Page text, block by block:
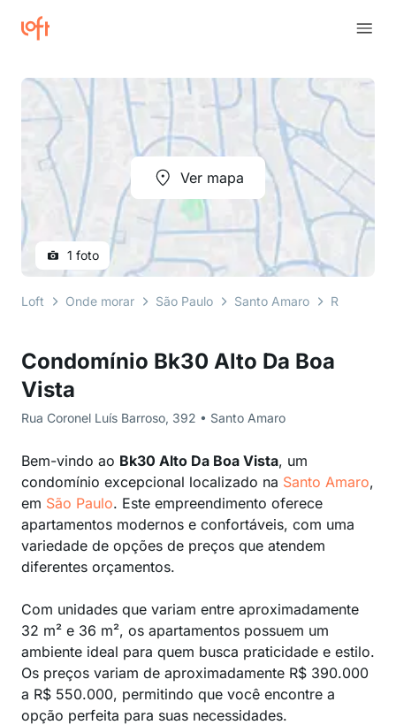
Condomínio Bk30 Alto Da Boa
Vista
Rua Coronel Luís Barroso, 392 • Santo Amaro
Bem-vindo ao Bk30 Alto Da Boa Vista, um
condomínio excepcional localizado na Santo Amaro,
em São Paulo. Este empreendimento oferece
apartamentos modernos e confortáveis, com uma
variedade de opções de preços que atendem
diferentes orçamentos.
Com unidades que variam entre aproximadamente
32 m² e 36 m², os apartamentos possuem um
ambiente ideal para quem busca praticidade e estilo.
Os preços variam de aproximadamente R$ 390.000
a R$ 550.000, permitindo que você encontre a
opção perfeita para suas necessidades.
Ver mapa
1 foto
Loft Onde morar São Paulo Santo Amaro Rua